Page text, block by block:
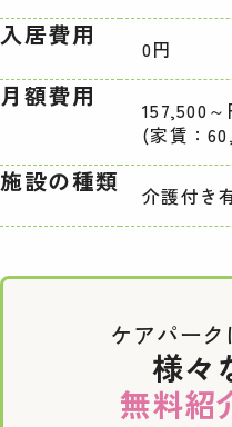
入居費用 0円
月額費用
157,500～
(家賃：
施設の種類 介護付き
ケアパー
様々
無料紹